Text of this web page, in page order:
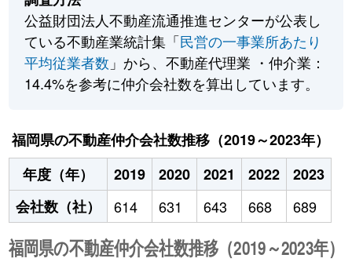
公益財団法人不動産流通推進センターが公表し
ている不動産業統計集「民営の一事業所あたり
平均従業者数 」から、不動産代理業 ・仲介業：
14.4%を参考に仲介会社数を算出しています。
福岡県の不動産仲介会社数推移（2019～2023年）
年度（年）
2019 2020 2021 2022
2023
会社数（社）
614 631 643 668 689